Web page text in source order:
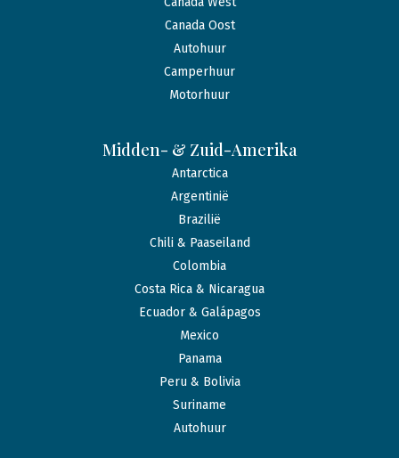
Canada Oost
Autohuur
Camperhuur
Motorhuur
Midden- & Zuid-Amerika
Antarctica
Argentinië
Brazilië
Chili & Paaseiland
Colombia
Costa Rica & Nicaragua
Ecuador & Galápagos
Mexico
Panama
Peru & Bolivia
Suriname
Autohuur